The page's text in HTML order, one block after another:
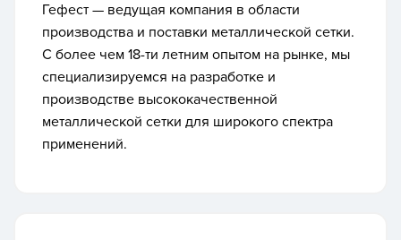
Гефест — ведущая компания в области
производства и поставки металлической сетки.
С более чем 18-ти летним опытом на рынке, мы
специализируемся на разработке и
производстве высококачественной
металлической сетки для широкого спектра
применений.